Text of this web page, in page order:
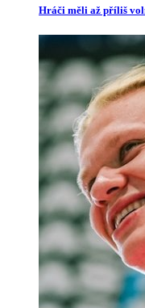
Hráči měli až příliš